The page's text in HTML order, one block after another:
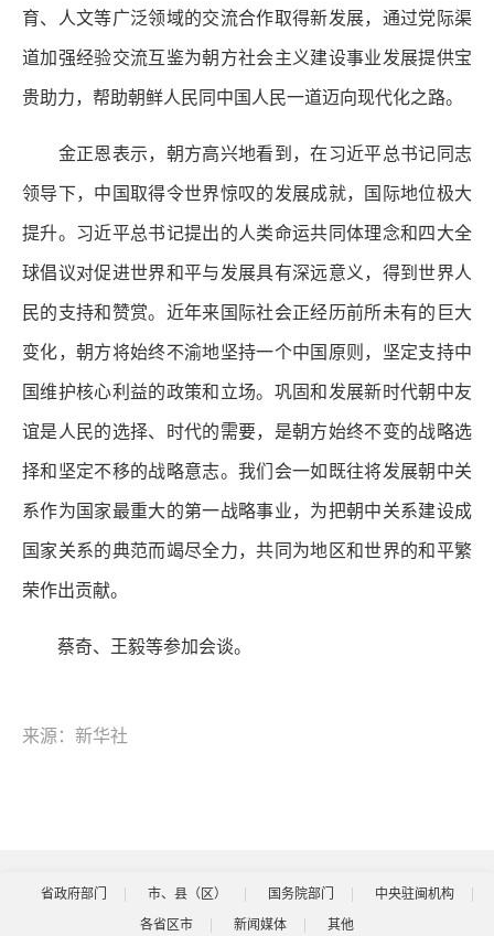
育、人文等广泛领域的交流合作取得新发展，通过党际渠
道加强经验交流互鉴为朝方社会主义建设事业发展提供宝
贵助力，帮助朝鲜人民同中国人民一道迈向现代化之路。
金正恩表示，朝方高兴地看到，在习近平总书记同志
领导下，中国取得令世界惊叹的发展成就，国际地位极大
提升。习近平总书记提出的人类命运共同体理念和四大全
球倡议对促进世界和平与发展具有深远意义，得到世界人
民的支持和赞赏。近年来国际社会正经历前所未有的巨大
变化，朝方将始终不渝地坚持一个中国原则，坚定支持中
国维护核心利益的政策和立场。巩固和发展新时代朝中友
谊是人民的选择、时代的需要，是朝方始终不变的战略选
择和坚定不移的战略意志。我们会一如既往将发展朝中关
系作为国家最重大的第一战略事业，为把朝中关系建设成
国家关系的典范而竭尽全力，共同为地区和世界的和平繁
荣作出贡献。
蔡奇、王毅等参加会谈。
来源：新华社
省政府部门 市、县（区） 国务院部门
中央驻闽机构
各省区市
新闻媒体 其他